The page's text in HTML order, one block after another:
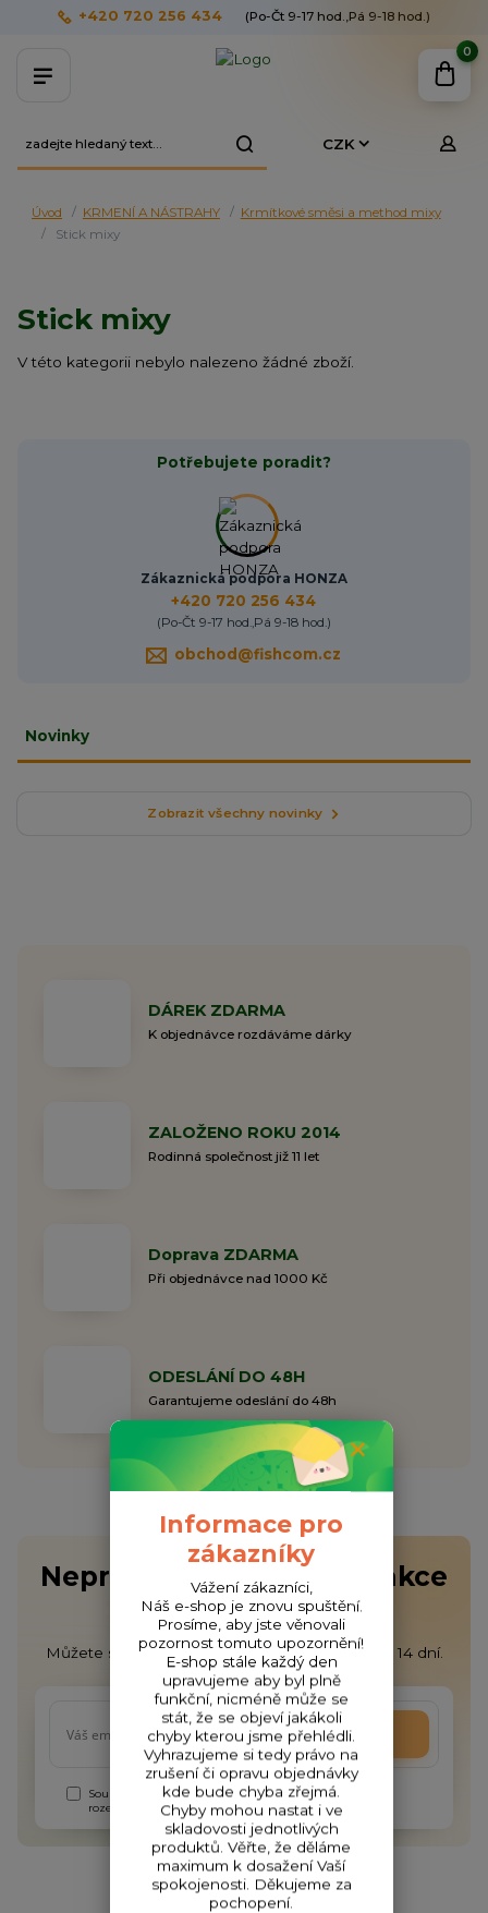
CZK
+420 720 256 434 (Po-Čt 9-17 hod.,Pá 9-18 hod.)
0
Úvod KRMENÍ A NÁSTRAHY
Krmítkové směsi a method mixy
Stick mixy
Stick mixy
V této kategorii nebylo nalezeno žádné zboží.
Potřebujete poradit?
Zákaznická podpora HONZA
+420 720 256 434
(Po-Čt 9-17 hod.,Pá 9-18 hod.)
obchod@fishcom.cz
Novinky
Zobrazit všechny novinky
DÁREK ZDARMA
K objednávce rozdáváme dárky
ZALOŽENO ROKU 2014
Rodinná společnost již 11 let
Doprava ZDARMA
Při objednávce nad 1000 Kč
ODESLÁNÍ DO 48H
Garantujeme odeslání do 48h
Nepropásněte novinky, akce
a slevy!
Můžete se kdykoli odhlásit. Zasíláme jednou za 14 dní.
Přihlásit se
Souhlasím sezpracováním osobních údajůza účelem
rozesílky newsletteru.
Informace pro
zákazníky
Vážení zákazníci,
Náš e-shop je znovu spuštění.
Prosíme, aby jste věnovali
pozornost tomuto upozornění!
E-shop stále každý den
upravujeme aby byl plně
funkční, nicméně může se
stát, že se objeví jakákoli
chyby kterou jsme přehlédli.
Vyhrazujeme si tedy právo na
zrušení či opravu objednávky
kde bude chyba zřejmá.
Chyby mohou nastat i ve
skladovosti jednotlivých
produktů. Věřte, že děláme
maximum k dosažení Vaší
spokojenosti. Děkujeme za
pochopení.